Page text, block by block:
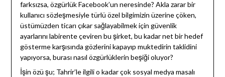
farksızsa, özgürlük Facebook’un neresinde? Akla zarar bir
kullanıcı sözleşmesiyle türlü özel bilgimizin üzerine çöken,
üstümüzden ticarı çıkar sağlayabilmek için güvenlik
ayarlarını labirente çeviren bu şirket, bu kadar net bir hedef
gösterme karşısında gözlerini kapayıp muktedirin taklidini
yapıyorsa, burası nasıl özgürlüklerin beşiği oluyor?
İşin özü şu; Tahrir’le ilgili o kadar çok sosyal medya masalı